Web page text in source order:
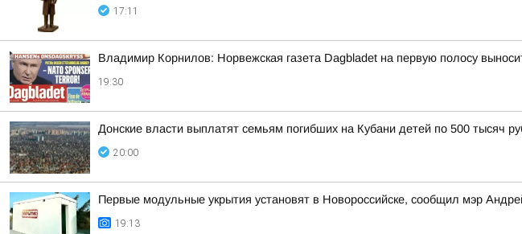
17:11
Владимир Корнилов: Норвежская газета Dagbladet на первую полосу
19:30
Донские власти выплатят семьям погибших на Кубани детей по 500 тысяч
20:00
Первые модульные укрытия установят в Новороссийске, сообщил мэр
19:13